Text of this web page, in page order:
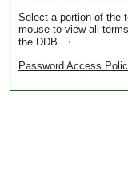
Select a portion of the
mouse to view all
the DDB. ・
Password Access